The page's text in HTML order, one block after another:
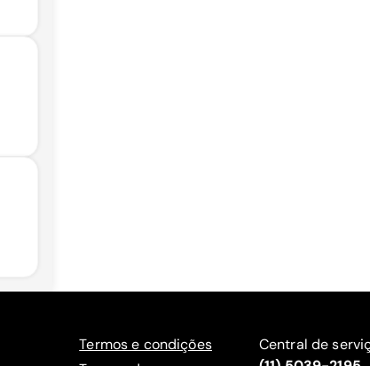
Termos e condições
Central de